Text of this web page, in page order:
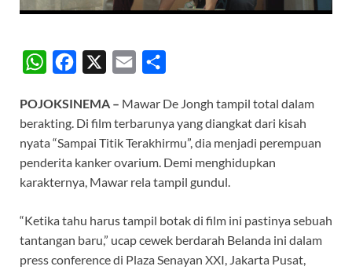
W
a
t
A
p
c
e
b
o
k
a
i
a
r
e
POJOKSINEMA – Mawar De Jongh tampil total dalam
berakting. Di film terbarunya yang diangkat dari kisah
nyata “Sampai Titik Terakhirmu”, dia menjadi perempuan
penderita kanker ovarium. Demi menghidupkan
karakternya, Mawar rela tampil gundul.
“Ketika tahu harus tampil botak di film ini pastinya sebuah
tantangan baru,” ucap cewek berdarah Belanda ini dalam
press conference di Plaza Senayan XXI, Jakarta Pusat,